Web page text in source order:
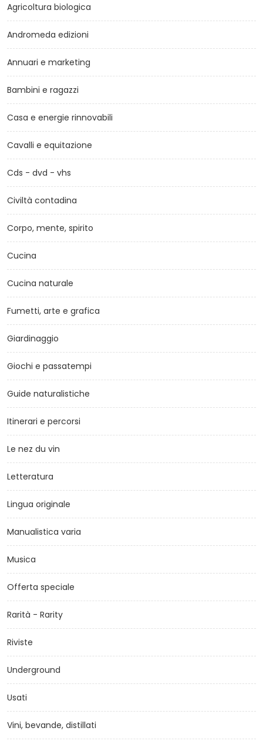
Agricoltura biologica
Andromeda edizioni
Annuari e marketing
Bambini e ragazzi
Casa e energie rinnovabili
Cavalli e equitazione
Cds - dvd - vhs
Civiltà contadina
Corpo, mente, spirito
Cucina
Cucina naturale
Fumetti, arte e grafica
Giardinaggio
Giochi e passatempi
Guide naturalistiche
Itinerari e percorsi
Le nez du vin
Letteratura
Lingua originale
Manualistica varia
Musica
Offerta speciale
Rarità - Rarity
Riviste
Underground
Usati
Vini, bevande, distillati